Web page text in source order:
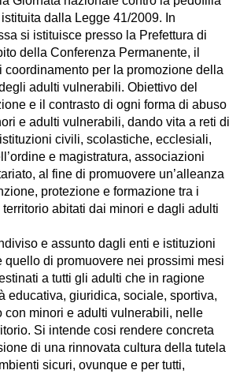
dalla Legge 41/2009. In
si istituisce presso la Prefettura di
della Conferenza Permanente, il
coordinamento per la promozione della
adulti vulnerabili. Obiettivo del
e il contrasto di ogni forma di abuso
e adulti vulnerabili, dando vita a reti di
civili, scolastiche, ecclesiali,
e magistratura, associazioni
al fine di promuovere un’alleanza
protezione e formazione tra i
abitati dai minori e dagli adulti
e assunto dagli enti e istituzioni
quello di promuovere nei prossimi mesi
a tutti gli adulti che in ragione
educativa, giuridica, sociale, sportiva,
con minori e adulti vulnerabili, nelle
Si intende cosi rendere concreta
di una rinnovata cultura della tutela
sicuri, ovunque e per tutti,